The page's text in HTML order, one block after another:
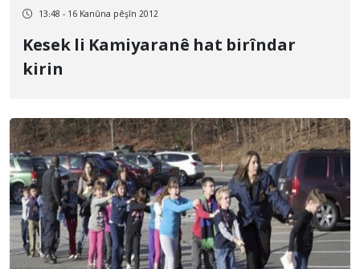
13:48 - 16 Kanûna pêşîn 2012
Kesek li Kamiyaranê hat birîndar
kirin